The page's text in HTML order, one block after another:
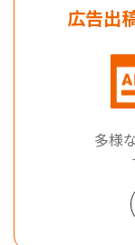
広告出
多様